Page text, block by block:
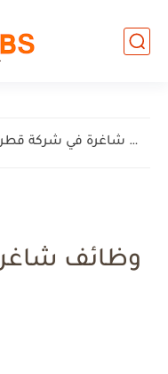
وظائف شاغرة في شركة إنيرميك (EnerMech) في قطر
وظائف